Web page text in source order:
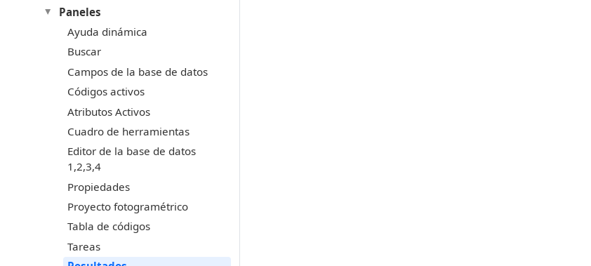
Paneles
Ayuda dinámica
Buscar
Campos de la base de datos
Códigos activos
Atributos Activos
Cuadro de herramientas
Editor de la base de datos
1,2,3,4
Propiedades
Proyecto fotogramétrico
Tabla de códigos
Tareas